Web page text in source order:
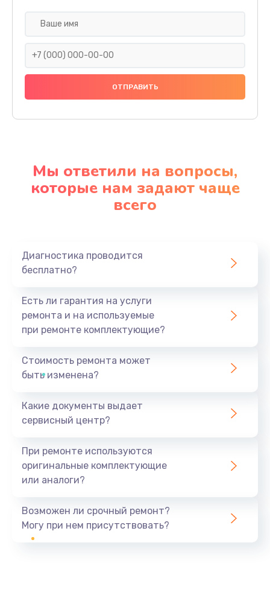
Мы ответили на вопросы,
которые нам задают чаще
всего
Диагностика проводится
бесплатно?
Есть ли гарантия на услуги
ремонта и на используемые
при ремонте комплектующие?
Стоимость ремонта может
быть изменена?
Какие документы выдает
сервисный центр?
При ремонте используются
оригинальные комплектующие
или аналоги?
Возможен ли срочный ремонт?
Могу при нем присутствовать?